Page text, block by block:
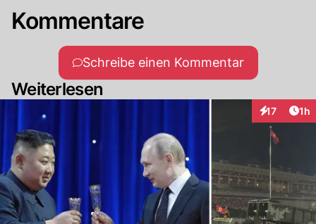
Kommentare
Schreibe einen Kommentar
Weiterlesen
17 1h